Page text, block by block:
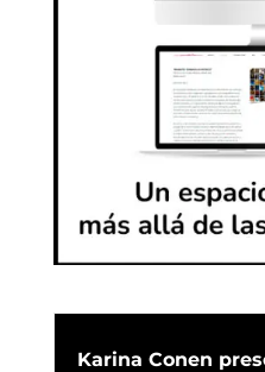
Karina Conen